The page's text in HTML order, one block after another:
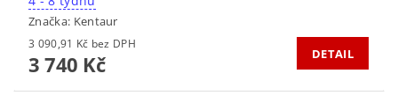
Značka: Kentaur
3 090,91 Kč bez DPH
3 740 Kč DETAIL